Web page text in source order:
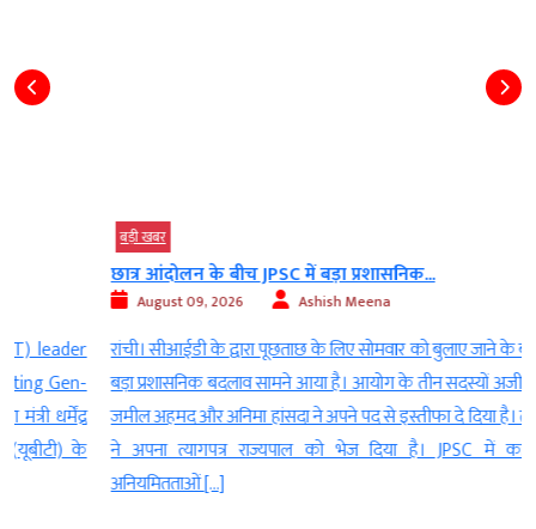
छात्र आंदोलन के बीच JPSC में बड़ा प्रशासनिक...
August 09, 2026 Ashish Meena
रांची। सीआईडी के द्वारा पूछताछ के लिए सोमवार को बुलाए जाने के बाद JPSC में
बड़ा प्रशासनिक बदलाव सामने आया है। आयोग के तीन सदस्यों अजीता भट्टाचार्य,
जमील अहमद और अनिमा हांसदा ने अपने पद से इस्तीफा दे दिया है। तीनों सदस्यों
ने अपना त्यागपत्र राज्यपाल को भेज दिया है। JPSC में कथित परीक्षा
अनियमितताओं […]